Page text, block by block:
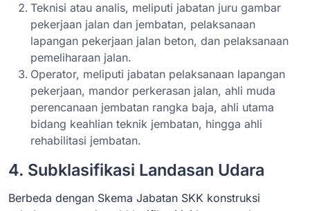
Teknisi atau analis, meliputi jabatan juru gambar
pekerjaan jalan dan jembatan, pelaksanaan
lapangan pekerjaan jalan beton, dan pelaksanaan
pemeliharaan jalan.
Operator, meliputi jabatan pelaksanaan lapangan
pekerjaan, mandor perkerasan jalan, ahli muda
perencanaan jembatan rangka baja, ahli utama
bidang keahlian teknik jembatan, hingga ahli
rehabilitasi jembatan.
4. Subklasifikasi Landasan Udara
Berbeda dengan Skema Jabatan SKK konstruksi